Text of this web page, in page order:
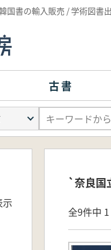
国書の輸入販売 / 学術図書
古書
`奈良国
全9件中